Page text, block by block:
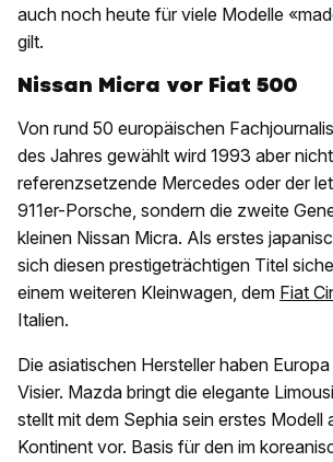
auch noch heute für viele Modelle
gilt.
Nissan Micra vor Fiat 500
Von rund 50 europäischen
des Jahres gewählt wird 1993 aber
referenzsetzende Mercedes oder der
911er-Porsche, sondern die zweite
kleinen Nissan Micra. Als erstes
sich diesen prestigeträchtigen Titel
einem weiteren Kleinwagen, dem Fiat
Italien.
Die asiatischen Hersteller haben
Visier. Mazda bringt die elegante
stellt mit dem Sephia sein erstes Modell
Kontinent vor. Basis für den im